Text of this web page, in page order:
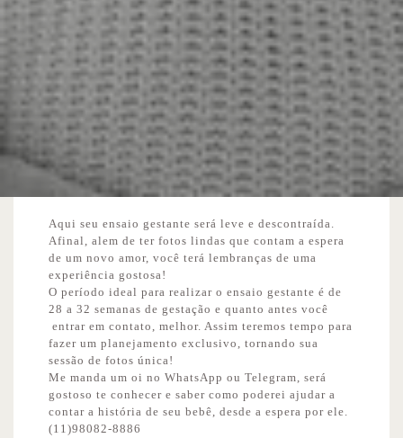
Aqui seu ensaio gestante será leve e descontraída.
Afinal, alem de ter fotos lindas que contam a espera
de um novo amor, você terá lembranças de uma
experiência gostosa!
O período ideal para realizar o ensaio gestante é de
28 a 32 semanas de gestação e quanto antes você
entrar em contato, melhor. Assim teremos tempo para
fazer um planejamento exclusivo, tornando sua
sessão de fotos única!
Me manda um oi no WhatsApp ou Telegram, será
gostoso te conhecer e saber como poderei ajudar a
contar a história de seu bebê, desde a espera por ele.
(11)98082-8886